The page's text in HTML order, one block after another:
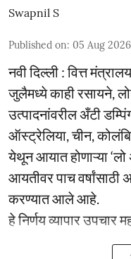
Swapnil S
Published on: 05 Aug
नवी दिल्ली : वित्त
जुलैमध्ये काही रसायने,
उत्पादनांवरील अँटी
ऑस्ट्रेलिया, चीन,
येथून आयात होणाऱ्या
आयतीवर पाच वर्षांसाठी
करण्यात आले आहे.
हे निर्णय व्यापार उपचार